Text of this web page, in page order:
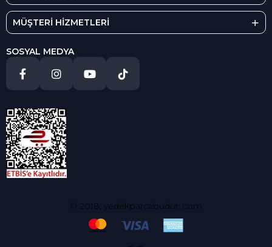
MÜŞTERİ HİZMETLERİ
SOSYAL MEDYA
© 2018, yedekparcabudur..com